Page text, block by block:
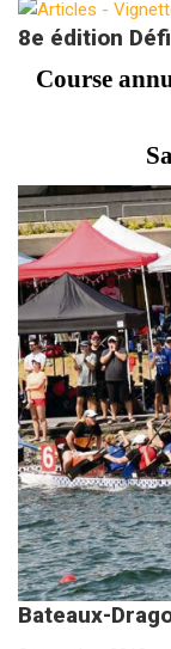
8e édition
Course
Bateaux-